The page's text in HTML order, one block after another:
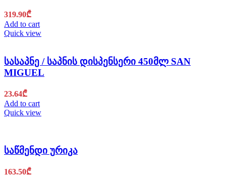
319.90₾
Add to cart
Quick view
სასაპნე / საპნის დისპენსერი 450მლ SAN
MIGUEL
23.64₾
Add to cart
Quick view
საწმენდი ურიკა
163.50₾